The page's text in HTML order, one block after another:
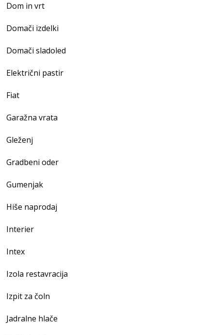
Dom in vrt
Domači izdelki
Domači sladoled
Električni pastir
Fiat
Garažna vrata
Gleženj
Gradbeni oder
Gumenjak
Hiše naprodaj
Interier
Intex
Izola restavracija
Izpit za čoln
Jadralne hlače